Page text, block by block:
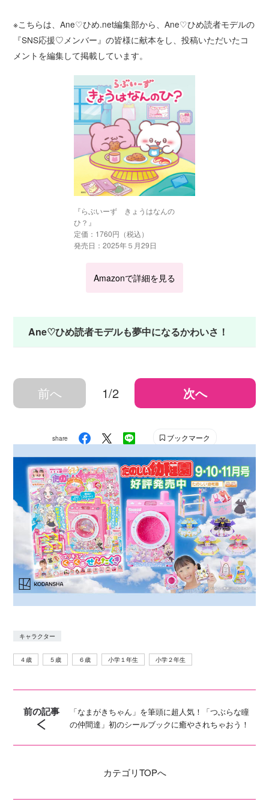
※こちらは、Ane♡ひめ.net編集部から、Ane♡ひめ読者モデルの
『SNS応援♡メンバー』の皆様に献本をし、投稿いただいたコ
メントを編集して掲載しています。
『らぶいーず きょうはなんの
ひ？』
定価：1760円（税込）
発売日：2025年５月29日
Amazonで詳細を見る
Ane♡ひめ読者モデルも夢中になるかわいさ！
前へ 1/2 次へ
share ブックマーク
キャラクター
４歳 ５歳 ６歳 小学１年生 小学２年生
前の記事
「なまがきちゃん」を筆頭に超人気！「つぶらな瞳
の仲間達」初のシールブックに癒やされちゃおう！
カテゴリTOPへ